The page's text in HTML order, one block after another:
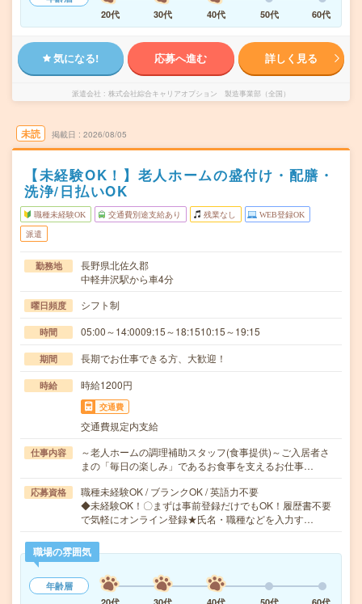
20代
30代 40代 50代 60代
気になる! 応募へ進む 詳しく見る
派遣会社 株式会社綜合キャリアオプション 製造事業部（全国）
未読 掲載日 2026/08/05
【未経験OK！】老人ホームの盛付け・配膳・
洗浄/日払いOK
職種未経験OK 交通費別途支給あり 残業なし WEB登録OK
派遣
勤務地
長野県北佐久郡
中軽井沢駅から車4分
曜日頻度 シフト制
時間 05:00～14:0009:15～18:1510:15～19:15
期間 長期でお仕事できる方、大歓迎！
時給 時給1200円
交通費
交通費規定内支給
仕事内容
～老人ホームの調理補助スタッフ(食事提供)～ご入居者さ
まの「毎日の楽しみ」であるお食事を支えるお仕事…
応募資格
職種未経験OK / ブランクOK / 英語力不要
◆未経験OK！〇まずは事前登録だけでもOK！履歴書不要
で気軽にオンライン登録★氏名・職種などを入力す…
職場の雰囲気
年齢層